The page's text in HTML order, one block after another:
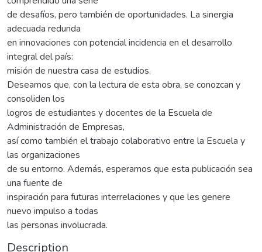
de desafíos, pero también de oportunidades. La sinergia
adecuada redunda
en innovaciones con potencial incidencia en el desarrollo
integral del país:
misión de nuestra casa de estudios.
Deseamos que, con la lectura de esta obra, se conozcan y
consoliden los
logros de estudiantes y docentes de la Escuela de
Administración de Empresas,
así como también el trabajo colaborativo entre la Escuela y
las organizaciones
de su entorno. Además, esperamos que esta publicación sea
una fuente de
inspiración para futuras interrelaciones y que les genere
nuevo impulso a todas
las personas involucrada.
Description